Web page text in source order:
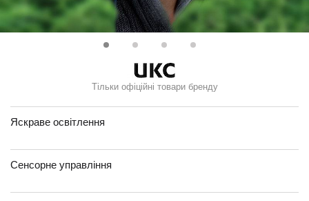
Тільки офіційні товари бренду
Яскраве освітлення
Сенсорне управління